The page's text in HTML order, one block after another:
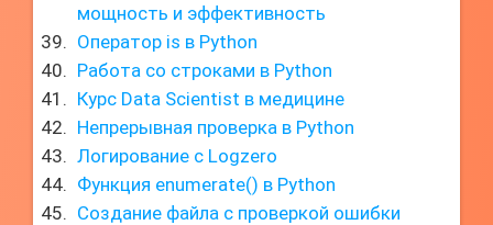
мощность и эффективность
Оператор is в Python
Работа со строками в Python
Курс Data Scientist в медицине
Непрерывная проверка в Python
Логирование с Logzero
Функция enumerate() в Python
Создание файла с проверкой ошибки